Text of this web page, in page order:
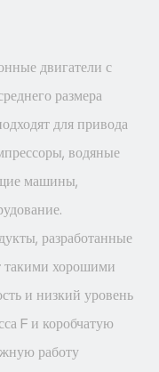
двигатели с
размера
для привода
водяные
машины,
разработанные
такими хорошими
и низкий уровень
F и коробчатую
работу